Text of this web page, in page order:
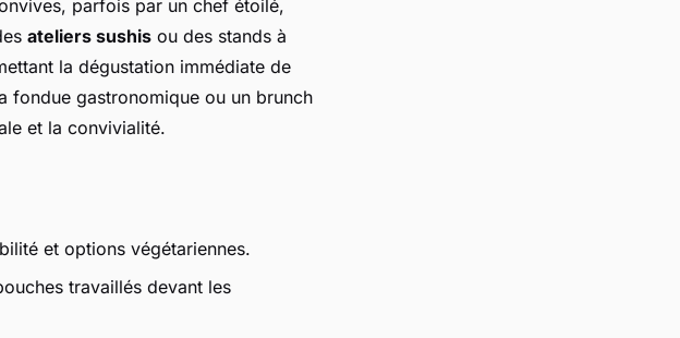
parfois par un chef étoilé,
ateliers sushis ou des stands à
la dégustation immédiate de
fondue gastronomique ou un brunch
et la convivialité.
et options végétariennes.
travaillés devant les